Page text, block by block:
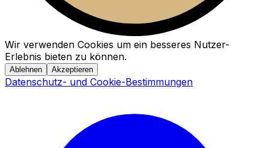
Wir verwenden Cookies um ein besseres Nutzer-
Erlebnis bieten zu können.
Ablehnen Akzeptieren
Datenschutz- und Cookie-Bestimmungen